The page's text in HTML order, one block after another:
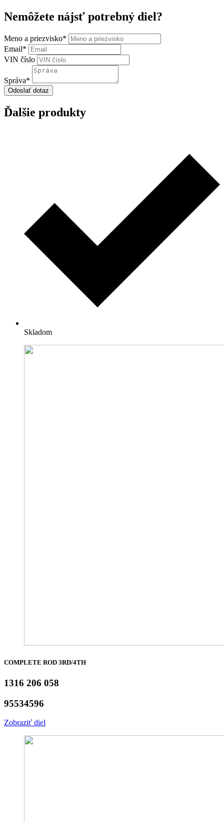
Nemôžete nájsť potrebný diel?
Meno a priezvisko*
Email*
VIN číslo
Správa*
Odoslať dotaz
Ďalšie produkty
Skladom
COMPLETE ROD 3RD/4TH
1316 206 058
95534596
Zobraziť diel